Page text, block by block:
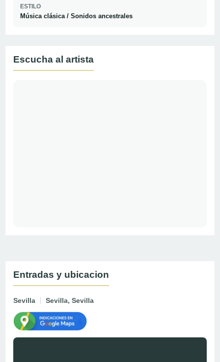
ESTILO
Música clásica / Sonidos ancestrales
Escucha al artista
Entradas y ubicacion
Sevilla Sevilla, Sevilla